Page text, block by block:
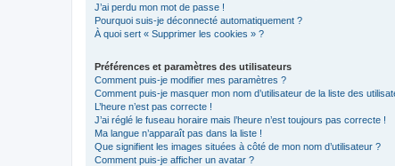
J’ai perdu mon mot de passe !
Pourquoi suis-je déconnecté automatiquement ?
À quoi sert « Supprimer les cookies » ?
Préférences et paramètres des utilisateurs
Comment puis-je modifier mes paramètres ?
Comment puis-je masquer mon nom d’utilisateur de la liste des
L’heure n’est pas correcte !
J’ai réglé le fuseau horaire mais l’heure n’est toujours pas correcte !
Ma langue n’apparaît pas dans la liste !
Que signifient les images situées à côté de mon nom d’utilisateur ?
Comment puis-je afficher un avatar ?